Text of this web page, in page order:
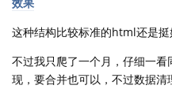
效果
这种结构比较标准的html还是挺
不过我只爬了一个月，仔细一
现，要合并也可以，不过数据